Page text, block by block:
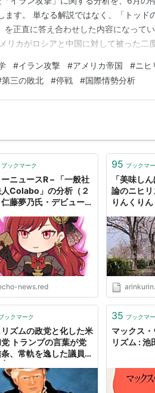
ます。 単なる解説ではなく、「トッド
を正直に答え合わせした内容になって
リカがロシアと中国に対して被った二
ます。 また「イスラエルがアメリカ
、アメリカ帝国そのも…
#イラン攻撃 #アメリカ帝国 #ニヒ
第三の敗北 #停戦 #国際情勢分析
ブックマーク
ニュースR – 「一般社
人Colabo」の分析（２
仁藤夢乃氏・デビュー著
マレビューで喧伝・・・
ケティング至上主義のニ
ズム
news.red
95 ブックマ
「美味し
論のニヒ
りんくりん
ックマーク
ズムの政党と化した米
トランプの言葉が党
、常軌を逸した議員が
ス)
35 ブックマ
マックス
リズム :